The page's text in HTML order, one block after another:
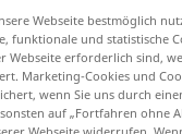
Webseite bestmöglich
funktionale und statistische
Webseite erforderlich sind,
Marketing-Cookies und
wenn Sie uns durch
auf „Fortfahren ohne